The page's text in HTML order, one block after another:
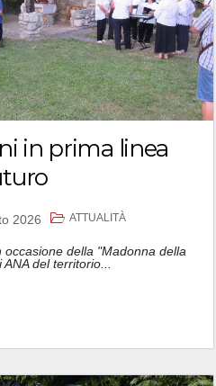
in prima linea
2026 ATTUALITÀ
occasione della "Madonna della
del territorio...